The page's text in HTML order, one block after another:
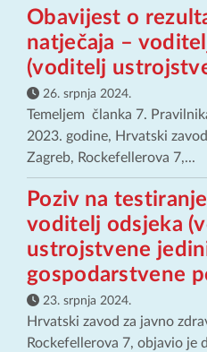
Obavijest o
natječaja –
(voditelj
26. srpnja 2024.
Temeljem članka 7.
2023. godine, Hrvatski
Zagreb, Rockefellerova 7,...
Poziv na
voditelj odsjeka
ustrojstvene
gospodarstvene
23. srpnja 2024.
Hrvatski zavod za javno
Rockefellerova 7, objavio je